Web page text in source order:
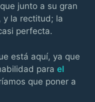
junto a su gran
y la rectitud; la
perfecta.
está aquí, ya que
para el
que poner a